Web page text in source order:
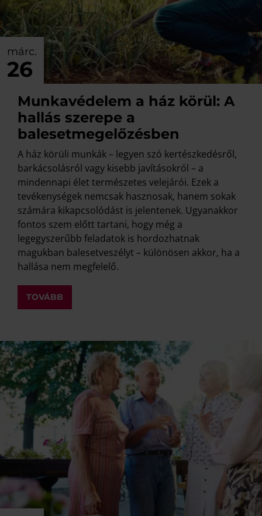
márc.
26
Munkavédelem a ház körül: A
hallás szerepe a
balesetmegelőzésben
A ház körüli munkák – legyen szó kertészkedésről,
barkácsolásról vagy kisebb javításokról – a
mindennapi élet természetes velejárói. Ezek a
tevékenységek nemcsak hasznosak, hanem sokak
számára kikapcsolódást is jelentenek. Ugyanakkor
fontos szem előtt tartani, hogy még a
legegyszerűbb feladatok is hordozhatnak
magukban balesetveszélyt – különösen akkor, ha a
hallása nem megfelelő.
TOVÁBB